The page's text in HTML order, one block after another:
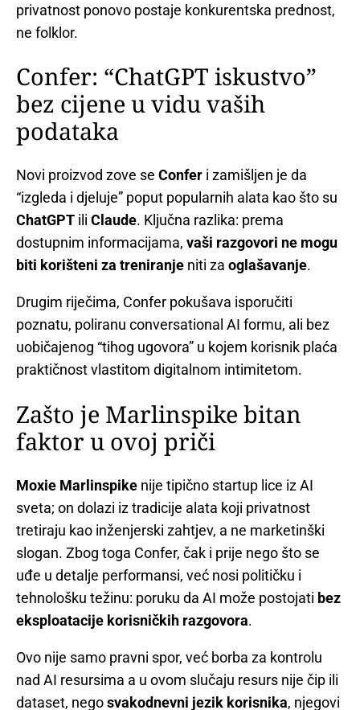
privatnost ponovo postaje konkurentska prednost,
ne folklor.
Confer: “ChatGPT iskustvo”
bez cijene u vidu vaših
podataka
Novi proizvod zove se Confer i zamišljen je da
“izgleda i djeluje” poput popularnih alata kao što su
ChatGPT ili Claude. Ključna razlika: prema
dostupnim informacijama, vaši razgovori ne mogu
biti korišteni za treniranje niti za oglašavanje.
Drugim riječima, Confer pokušava isporučiti
poznatu, poliranu conversational AI formu, ali bez
uobičajenog “tihog ugovora” u kojem korisnik plaća
praktičnost vlastitom digitalnom intimitetom.
Zašto je Marlinspike bitan
faktor u ovoj priči
Moxie Marlinspike nije tipično startup lice iz AI
sveta; on dolazi iz tradicije alata koji privatnost
tretiraju kao inženjerski zahtjev, a ne marketinški
slogan. Zbog toga Confer, čak i prije nego što se
uđe u detalje performansi, već nosi političku i
tehnološku težinu: poruku da AI može postojati bez
eksploatacije korisničkih razgovora.
Ovo nije samo pravni spor, već borba za kontrolu
nad AI resursima a u ovom slučaju resurs nije čip ili
dataset, negosvakodnevni jezik korisnika, njegovi